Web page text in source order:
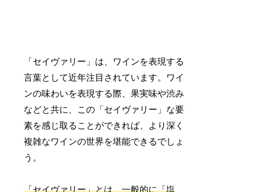
「セイヴァリー」は、ワインを表現する
言葉として近年注目されています。ワイ
ンの味わいを表現する際、果実味や渋み
などと共に、この「セイヴァリー」な要
素を感じ取ることができれば、より深く
複雑なワインの世界を堪能できるでしょ
う。
「セイヴァリー」とは、一般的に「塩